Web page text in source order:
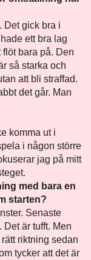
Det gick bra i
ett bra lag
bara på. Den
så starka och
att bli straffad.
det går. Man
komma ut i
i någon större
jag på mitt
med bara en
starten?
Senaste
är tufft. Men
riktning sedan
tycker att det är